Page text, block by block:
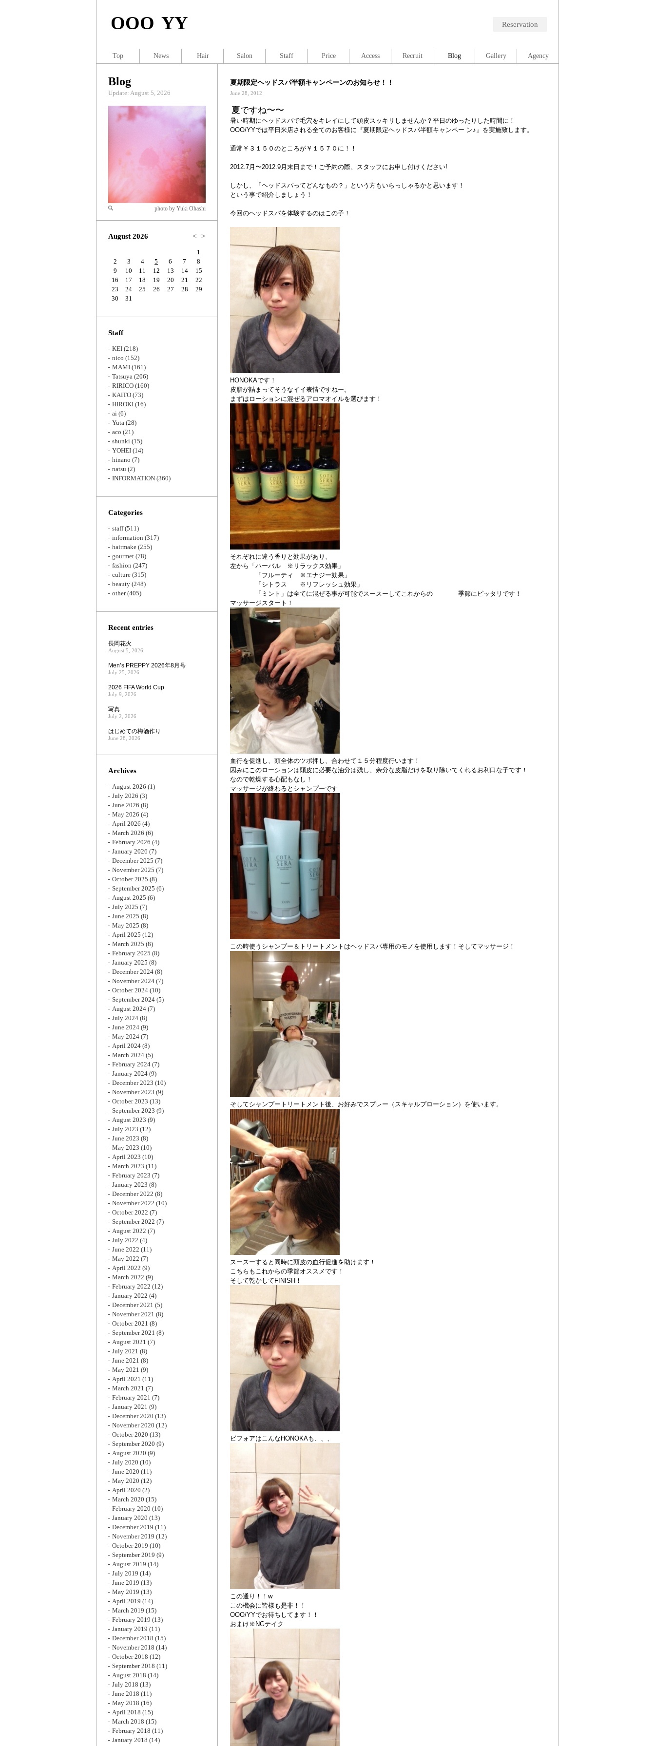
OOO YY Reservation
夏期限定ヘッドスパ半額キャンペーンのお知らせ！！
June 28, 2012
夏ですね〜〜
暑い時期にヘッドスパで毛穴をキレイにして頭皮スッキリしませんか？平日のゆったりした時間に！
OOO/YYでは平日来店される全てのお客様に 『夏期限定ヘッドスパ半額キャンペー ン♪』 を実施致します。
通常 ￥３１５０ のところが ￥１５７０ に！！
2012.7月〜2012.9月末日 まで！ご予約の際、スタッフにお申し付けください!
しかし、「ヘッドスパってどんなもの？」という方もいらっしゃるかと思います！
という事で紹介しましょう！
今回のヘッドスパを体験するのはこの子！
HONOKAです！
皮脂が詰まってそうなイイ表情ですねー。
まずはローションに混ぜるアロマオイルを選びます！
それぞれに違う香りと効果があり、
左から「ハーバル ※リラックス効果」
「フルーティ ※エナジー効果」
「シトラス ※リフレッシュ効果」
「ミント」は全てに混ぜる事が可能でスースーしてこれからの 季節にピッタリです！
マッサージスタート！
血行を促進し、頭全体のツボ押し、合わせて１５分程度行います！
因みにこのローションは頭皮に必要な油分は残し、余分な皮脂だけを取り除いてくれるお利口な子です！
なので乾燥する心配もなし！
マッサージが終わるとシャンプーです
この時使うシャンプー＆トリートメントはヘッドスパ専用のモノを使用します！そしてマッサージ！
そしてシャンプートリートメント後、お好みでスプレー（スキャルプローション）を使います。
スースーすると同時に頭皮の血行促進を助けます！
こちらもこれからの季節オススメです！
そして乾かしてFINISH！
ビフォアはこんなHONOKAも、、、
この通り！！w
この機会に皆様も是非！！
OOO/YYでお待ちしてます！！
おまけ※NGテイク
Blog
Update: August 5, 2026
Zoom
photo by Yuki Ohashi
August 2026 < >
1
2
3 4 5 6 7
8
9
10 11 12 13 14
15
16
17 18 19 20 21
22
23
24 25 26 27 28
29
30
31
Staff
KEI (218)
nico (152)
MAMI (161)
Tatsuya (206)
RIRICO (160)
KAITO (73)
HIROKI (16)
ai (6)
Yuta (28)
aco (21)
shunki (15)
YOHEI (14)
hinano (7)
natsu (2)
INFORMATION (360)
Categories
staff(511)
information (317)
hairmake (255)
gourmet (78)
fashion (247)
culture (315)
beauty (248)
other(405)
Recent entries
長岡花火
August 5, 2026
Men’s PREPPY 2026年8月号
July 25, 2026
2026 FIFA World Cup
July 9, 2026
写真
July 2, 2026
はじめての梅酒作り
June 28, 2026
Archives
August 2026 (1)
July 2026 (3)
June 2026 (8)
May 2026 (4)
April 2026 (4)
March 2026 (6)
February 2026 (4)
January 2026 (7)
December 2025 (7)
November 2025 (7)
October 2025 (8)
September 2025 (6)
August 2025 (6)
July 2025 (7)
June 2025 (8)
May 2025 (8)
April 2025 (12)
March 2025 (8)
February 2025 (8)
January 2025 (8)
December 2024 (8)
November 2024 (7)
October 2024 (10)
September 2024 (5)
August 2024 (7)
July 2024 (8)
June 2024 (9)
May 2024 (7)
April 2024 (8)
March 2024 (5)
February 2024 (7)
January 2024 (9)
December 2023 (10)
November 2023 (9)
October 2023 (13)
September 2023 (9)
August 2023 (9)
July 2023 (12)
June 2023 (8)
May 2023 (10)
April 2023 (10)
March 2023 (11)
February 2023 (7)
January 2023 (8)
December 2022 (8)
November 2022 (10)
October 2022 (7)
September 2022 (7)
August 2022 (7)
July 2022 (4)
June 2022 (11)
May 2022 (7)
April 2022 (9)
March 2022 (9)
February 2022 (12)
January 2022 (4)
December 2021 (5)
November 2021 (8)
October 2021 (8)
September 2021 (8)
August 2021 (7)
July 2021 (8)
June 2021 (8)
May 2021 (9)
April 2021 (11)
March 2021 (7)
February 2021 (7)
January 2021 (9)
December 2020 (13)
November 2020 (12)
October 2020 (13)
September 2020 (9)
August 2020 (9)
July 2020 (10)
June 2020 (11)
May 2020 (12)
April 2020 (2)
March 2020 (15)
February 2020 (10)
January 2020 (13)
December 2019 (11)
November 2019 (12)
October 2019 (10)
September 2019 (9)
August 2019 (14)
July 2019 (14)
June 2019 (13)
May 2019 (13)
April 2019 (14)
March 2019 (15)
February 2019 (13)
January 2019 (11)
December 2018 (15)
November 2018 (14)
October 2018 (12)
September 2018 (11)
August 2018 (14)
July 2018 (13)
June 2018 (11)
May 2018 (16)
April 2018 (15)
March 2018 (15)
February 2018 (11)
January 2018 (14)
Top News Hair Salon Staff Price Access Recruit Blog Gallery Agency